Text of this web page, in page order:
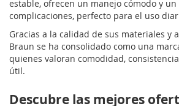
estable, ofrecen un manejo cómodo y
complicaciones, perfecto para el uso
Gracias a la calidad de sus materiales y
Braun se ha consolidado como una
quienes valoran comodidad,
útil.
Descubre las mejores